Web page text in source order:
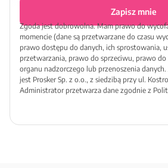
Zapisz mnie
Zgoda jest dobrowolna. Mam prawo do
momencie (dane są przetwarzane do czasu
prawo dostępu do danych, ich sprostowania,
przetwarzania, prawo do sprzeciwu, prawo do
organu nadzorczego lub przenoszenia
jest Prosker Sp. z o.o., z siedzibą przy ul.
Administrator przetwarza dane zgodnie z